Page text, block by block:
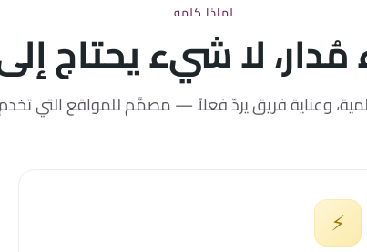
لماذا كلمه
لا شيء يحتاج
⚡